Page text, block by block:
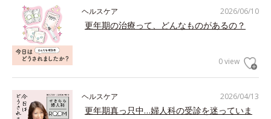
2026/06/10
ヘルスケア
更年期の治療って、どんなものがあるの？
0 view
2026/04/13
ヘルスケア
更年期真っ只中…婦人科の受診を迷っていま